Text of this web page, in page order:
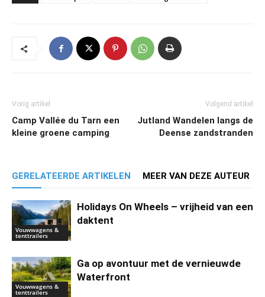
Vorig artikel
Camp Vallée du Tarn een
kleine groene camping
Volgend artikel
Jutland Wandelen langs de
Deense zandstranden
GERELATEERDE ARTIKELEN MEER VAN DEZE AUTEUR
Vouwwagens &
tenttrailers
Holidays On Wheels – vrijheid van een
daktent
Vouwwagens &
tenttrailers
Ga op avontuur met de vernieuwde
Waterfront